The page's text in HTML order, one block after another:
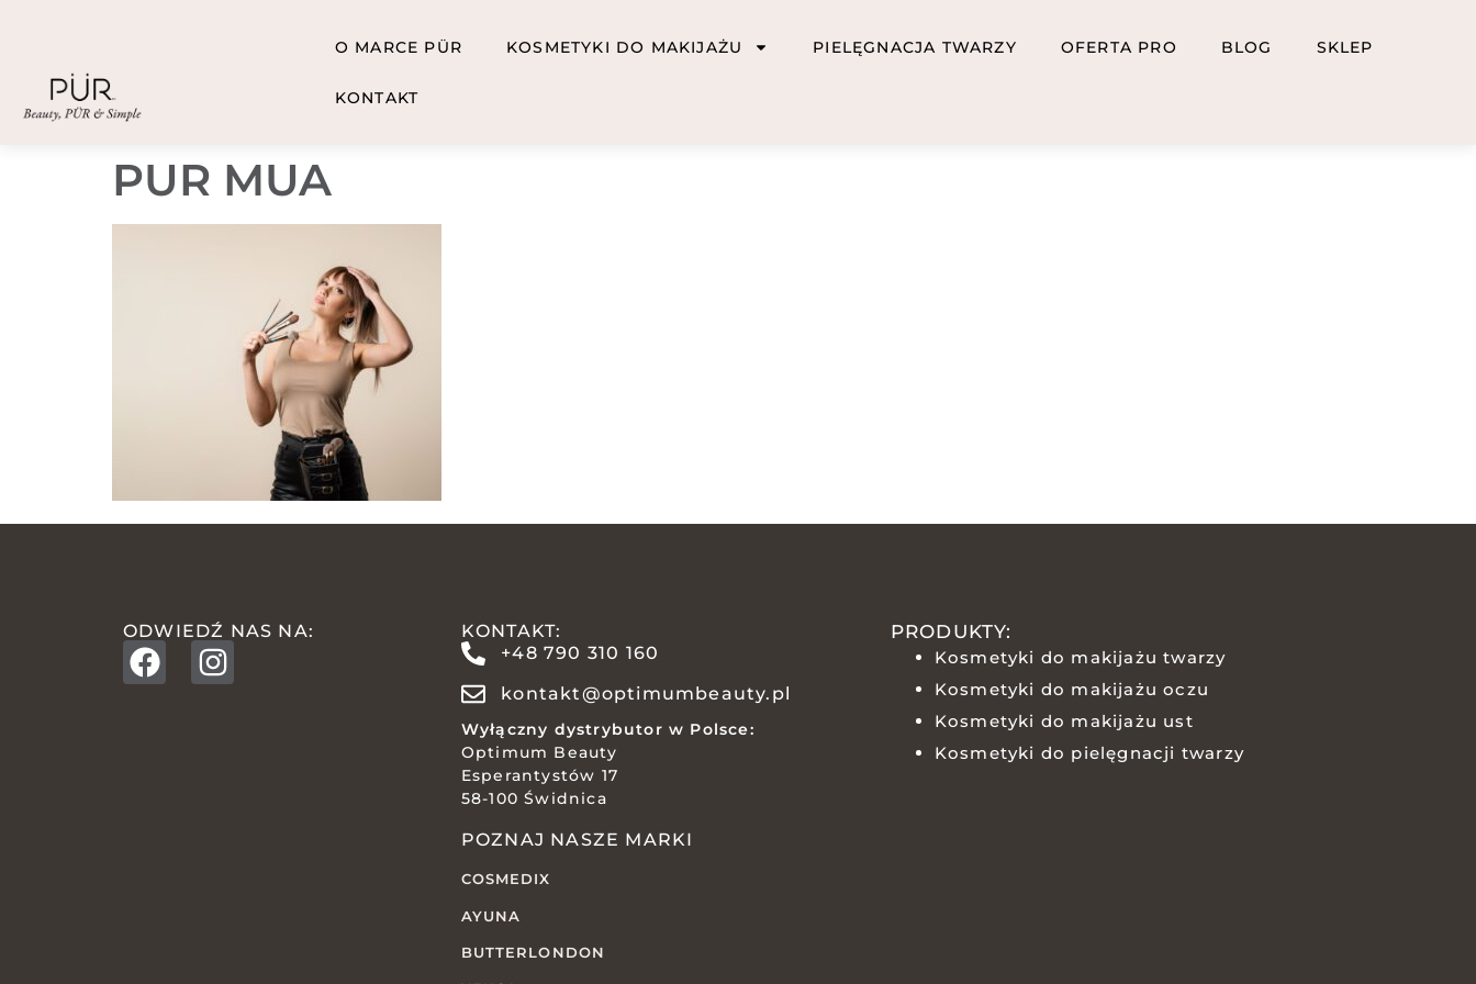
O MARCE PÜR KOSMETYKI DO MAKIJAŻU PIELĘGNACJA TWARZY OFERTA PRO BLOG SKLEP
KONTAKT
PUR MUA
ODWIEDŹ NAS NA:
KONTAKT:
+48 790 310 160
kontakt@optimumbeauty.pl
Wyłączny dystrybutor w Polsce:
Optimum Beauty
Esperantystów 17
58-100 Świdnica
POZNAJ NASZE MARKI
COSMEDIX
AYUNA
BUTTERLONDON
PRODUKTY:
Kosmetyki do makijażu twarzy
Kosmetyki do makijażu oczu
Kosmetyki do makijażu ust
Kosmetyki do pielęgnacji twarzy